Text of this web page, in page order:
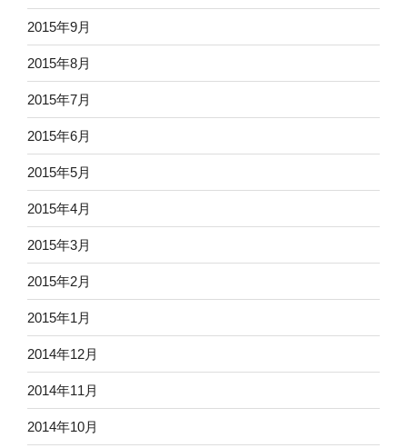
2015年9月
2015年8月
2015年7月
2015年6月
2015年5月
2015年4月
2015年3月
2015年2月
2015年1月
2014年12月
2014年11月
2014年10月